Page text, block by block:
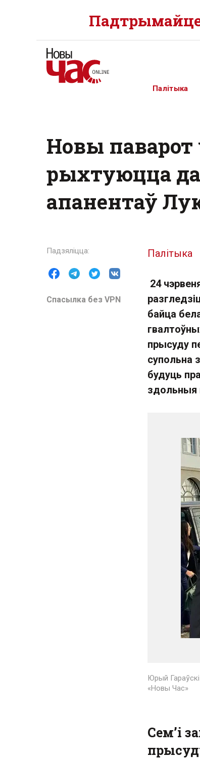
Палітыка
Новы паварот
рыхтуюцца
апанентаў
Спасылка без VPN
Палітыка
24
байца
прысуду
супольна
будуць
здольныя
Юрый
«Новы Час»
Сем’і